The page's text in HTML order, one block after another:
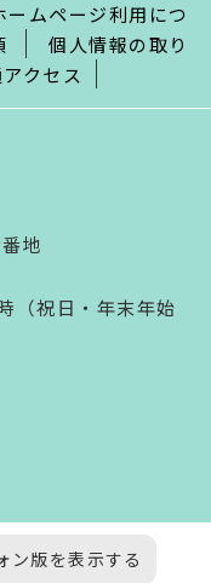
ームページ利用につ
個人情報の取り
クセス
地
（祝日・年末年始
ン版を表示する